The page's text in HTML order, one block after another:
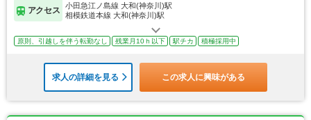
アクセス
小田急江ノ島線 大和(神奈川)駅
相模鉄道本線 大和(神奈川)駅
原則、引越しを伴う転勤なし 残業月10ｈ以下 駅チカ 積極採用中
求人の詳細を見る この求人に興味がある